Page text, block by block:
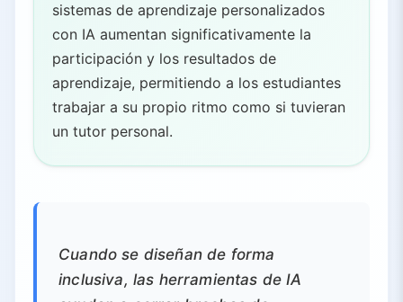
sistemas de aprendizaje personalizados
con IA aumentan significativamente la
participación y los resultados de
aprendizaje, permitiendo a los estudiantes
trabajar a su propio ritmo como si tuvieran
un tutor personal.
Cuando se diseñan de forma
inclusiva, las herramientas de IA